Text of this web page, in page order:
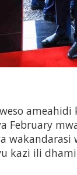
February
wakandarasi
kazi ili